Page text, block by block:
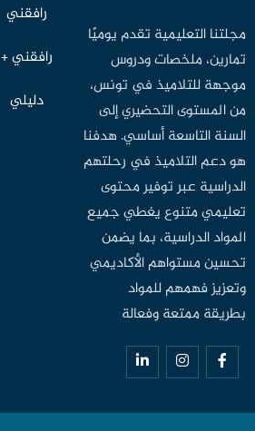
مجلتنا التعليمية تقدم يوميًا
تمارين، ملخصات ودروس
موجهة للتلاميذ في تونس،
من المستوى التحضيري إلى
السنة التاسعة أساسي. هدفنا
هو دعم التلاميذ في رحلتهم
الدراسية عبر توفير محتوى
تعليمي متنوع يغطي جميع
المواد الدراسية، بما يضمن
تحسين مستواهم الأكاديمي
وتعزيز فهمهم للمواد
بطريقة ممتعة وفعالة
رافقني
رافقني +
دليلي